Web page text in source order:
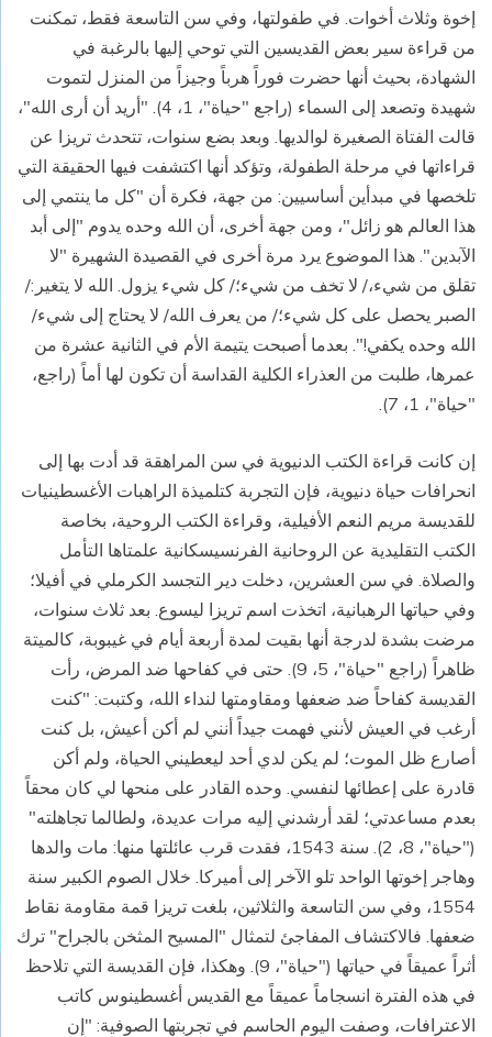
إخوة وثلاث أخوات. في طفولتها، وفي سن التاسعة فقط، تمكنت
من قراءة سير بعض القديسين التي توحي إليها بالرغبة في
الشهادة، بحيث أنها حضرت فوراً هرباً وجيزاً من المنزل لتموت
شهيدة وتصعد إلى السماء (راجع "حياة"، 1، 4). "أريد أن أرى الله"،
قالت الفتاة الصغيرة لوالديها. وبعد بضع سنوات، تتحدث تريزا عن
قراءاتها في مرحلة الطفولة، وتؤكد أنها اكتشفت فيها الحقيقة التي
تلخصها في مبدأين أساسيين: من جهة، فكرة أن "كل ما ينتمي إلى
هذا العالم هو زائل"، ومن جهة أخرى، أن الله وحده يدوم "إلى أبد
الآبدين". هذا الموضوع يرد مرة أخرى في القصيدة الشهيرة "لا
تقلق من شيء،/ لا تخف من شيء؛/ كل شيء يزول. الله لا يتغير:/
الصبر يحصل على كل شيء؛/ من يعرف الله/ لا يحتاج إلى شيء/
الله وحده يكفي!". بعدما أصبحت يتيمة الأم في الثانية عشرة من
عمرها، طلبت من العذراء الكلية القداسة أن تكون لها أماً (راجع،
"حياة"، 1، 7).
إن كانت قراءة الكتب الدنيوية في سن المراهقة قد أدت بها إلى
انحرافات حياة دنيوية، فإن التجربة كتلميذة الراهبات الأغسطينيات
للقديسة مريم النعم الأفيلية، وقراءة الكتب الروحية، بخاصة
الكتب التقليدية عن الروحانية الفرنسيسكانية علمتاها التأمل
والصلاة. في سن العشرين، دخلت دير التجسد الكرملي في أفيلا؛
وفي حياتها الرهبانية، اتخذت اسم تريزا ليسوع. بعد ثلاث سنوات،
مرضت بشدة لدرجة أنها بقيت لمدة أربعة أيام في غيبوبة، كالميتة
ظاهراً (راجع "حياة"، 5، 9). حتى في كفاحها ضد المرض، رأت
القديسة كفاحاً ضد ضعفها ومقاومتها لنداء الله، وكتبت: "كنت
أرغب في العيش لأنني فهمت جيداً أنني لم أكن أعيش، بل كنت
أصارع ظل الموت؛ لم يكن لدي أحد ليعطيني الحياة، ولم أكن
قادرة على إعطائها لنفسي. وحده القادر على منحها لي كان محقاً
بعدم مساعدتي؛ لقد أرشدني إليه مرات عديدة، ولطالما تجاهلته"
("حياة"، 8، 2). سنة 1543، فقدت قرب عائلتها منها: مات والدها
وهاجر إخوتها الواحد تلو الآخر إلى أميركا. خلال الصوم الكبير سنة
1554، وفي سن التاسعة والثلاثين، بلغت تريزا قمة مقاومة نقاط
ضعفها. فالاكتشاف المفاجئ لتمثال "المسيح المثخن بالجراح" ترك
أثراً عميقاً في حياتها ("حياة"، 9). وهكذا، فإن القديسة التي تلاحظ
في هذه الفترة انسجاماً عميقاً مع القديس أغسطينوس كاتب
الاعترافات، وصفت اليوم الحاسم في تجربتها الصوفية: "إن